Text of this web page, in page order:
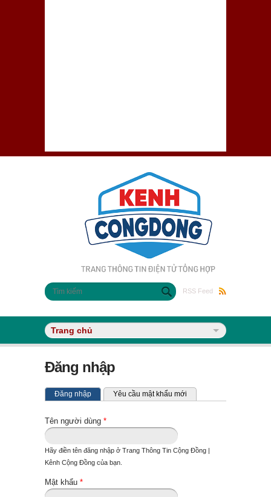
RSS Feed
Biểu mẫu tìm kiếm
Tìm kiếm
Đăng nhập
Tab chính
Đăng nhập (tab hoạt động)
Yêu cầu mật khẩu mới
Tên người dùng *
Hãy điền tên đăng nhập ở Trang Thông Tin Cộng Đồng |
Kênh Cộng Đồng của bạn.
Mật khẩu *